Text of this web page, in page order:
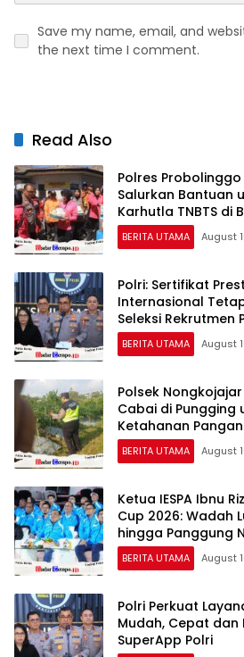
Save my name, email, and
the next time I comment.
Read Also
Polres
Salurkan Bantuan
Karhutla TNBTS di
BERITA UTAMA August
Polri: Sertifikat
Internasional
Seleksi Rekrutmen
BERITA UTAMA August
Polsek
Cabai di Pungging
Ketahanan Pangan
BERITA UTAMA August
Ketua IESPA Ibnu
Cup 2026: Wadah
hingga Panggung
BERITA UTAMA August
Polri Perkuat
Mudah, Cepat dan
SuperApp Polri